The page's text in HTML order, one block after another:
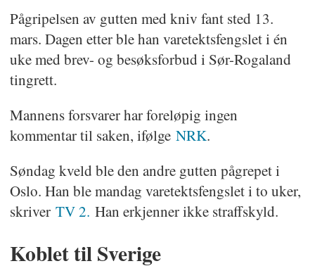
Pågripelsen av gutten med kniv fant sted 13.
mars. Dagen etter ble han varetektsfengslet i én
uke med brev- og besøksforbud i Sør-Rogaland
tingrett.
Mannens forsvarer har foreløpig ingen
kommentar til saken, ifølge NRK.
Søndag kveld ble den andre gutten pågrepet i
Oslo. Han ble mandag varetektsfengslet i to uker,
skriver TV 2. Han erkjenner ikke straffskyld.
Koblet til Sverige